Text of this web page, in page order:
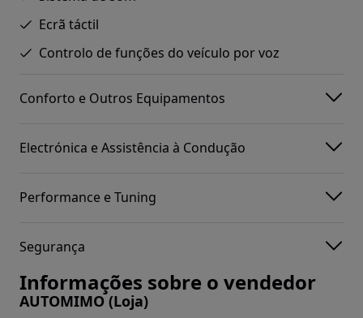
Ecrã táctil
Controlo de funções do veículo por voz
Conforto e Outros Equipamentos
Electrónica e Assistência à Condução
Performance e Tuning
Segurança
Informações sobre o vendedor
AUTOMIMO (Loja)